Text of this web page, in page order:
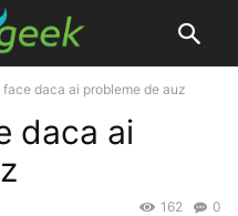
daca ai probleme de auz
daca ai
0
162